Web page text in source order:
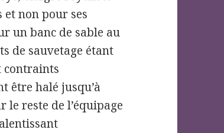
non pour ses
un banc de sable au
de sauvetage étant
contraints
être halé jusqu’à
reste de l’équipage